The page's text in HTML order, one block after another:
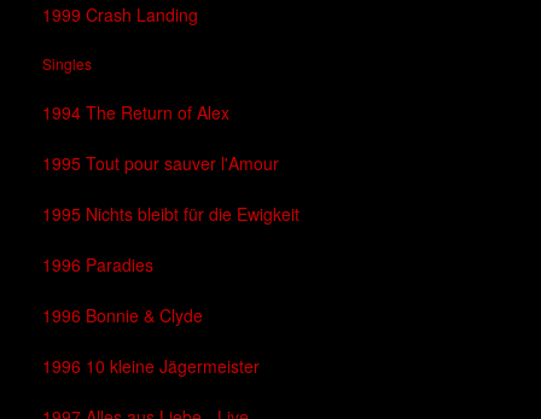
1999 Crash Landing
Singles
1994 The Return of Alex
1995 Tout pour sauver l'Amour
1995 Nichts bleibt für die Ewigkeit
1996 Paradies
1996 Bonnie & Clyde
1996 10 kleine Jägermeister